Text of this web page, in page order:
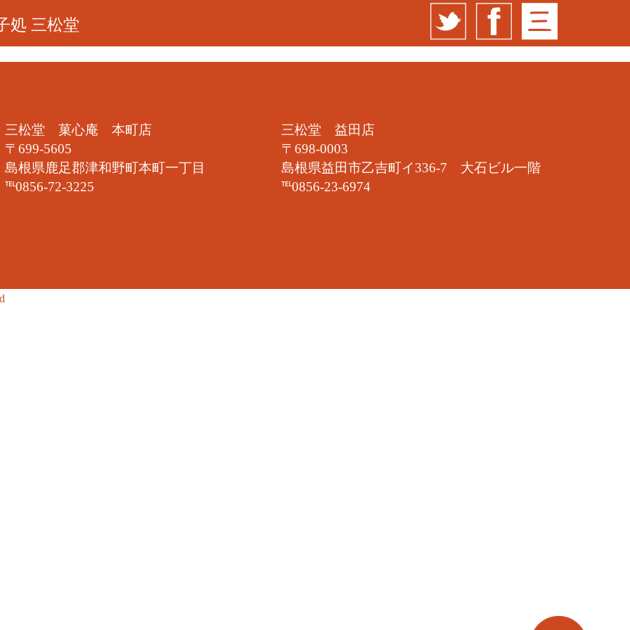
処 三松堂
三松堂 菓心庵 本町店
〒699-5605
島根県鹿足郡津和野町本町一丁目
℡0856-72-3225
三松堂 益田店
〒698-0003
島根県益田市乙吉町イ336-7 大石ビル一階
℡0856-23-6974